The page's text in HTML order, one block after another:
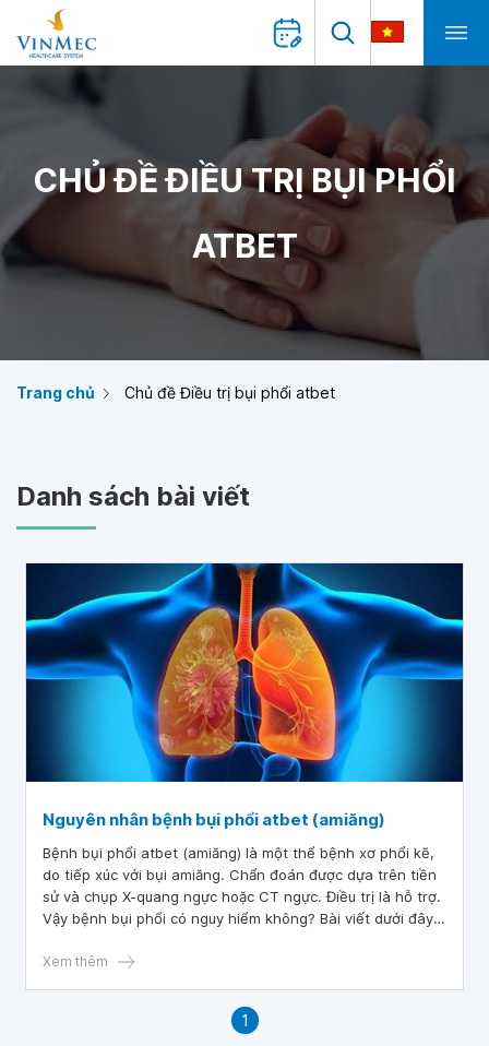
CHỦ ĐỀ ĐIỀU TRỊ BỤI PHỔI
ATBET
Trang chủ Chủ đề Điều trị bụi phổi atbet
Danh sách bài viết
Nguyên nhân bệnh bụi phổi atbet (amiăng)
Bệnh bụi phổi atbet (amiăng) là một thể bệnh xơ phổi kẽ,
do tiếp xúc với bụi amiăng. Chẩn đoán được dựa trên tiền
sử và chụp X-quang ngực hoặc CT ngực. Điều trị là hỗ trợ.
Vậy bệnh bụi phổi có nguy hiểm không? Bài viết dưới đây
Xem thêm
1